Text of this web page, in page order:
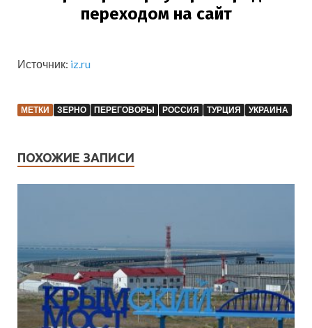
Источник: iz.ru
МЕТКИ ЗЕРНО ПЕРЕГОВОРЫ РОССИЯ ТУРЦИЯ УКРАИНА
ПОХОЖИЕ ЗАПИСИ